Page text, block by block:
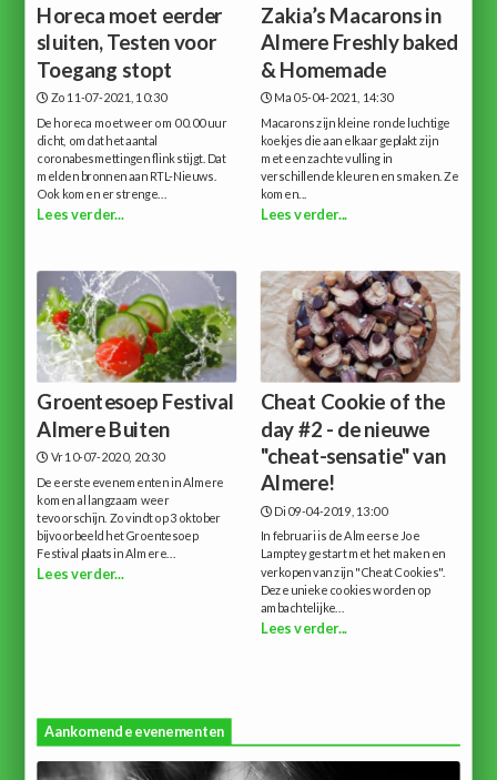
Horeca moet eerder
sluiten, Testen voor
Toegang stopt
Zo 11-07-2021, 10:30
De horeca moet weer om 00.00 uur
dicht, omdat het aantal
coronabesmettingen flink stijgt. Dat
melden bronnen aan RTL-Nieuws.
Ook komen er strenge...
Lees verder...
Zakia’s Macarons in
Almere Freshly baked
& Homemade
Ma 05-04-2021, 14:30
Macarons zijn kleine ronde luchtige
koekjes die aan elkaar geplakt zijn
met een zachte vulling in
verschillende kleuren en smaken. Ze
komen...
Lees verder...
Groentesoep Festival
Almere Buiten
Vr 10-07-2020, 20:30
De eerste evenementen in Almere
komen al langzaam weer
tevoorschijn. Zo vindt op 3 oktober
bijvoorbeeld het Groentesoep
Festival plaats in Almere...
Lees verder...
Cheat Cookie of the
day #2 - de nieuwe
"cheat-sensatie" van
Almere!
Di 09-04-2019, 13:00
In februari is de Almeerse Joe
Lamptey gestart met het maken en
verkopen van zijn "Cheat Cookies".
Deze unieke cookies worden op
ambachtelijke...
Lees verder...
Aankomende evenementen